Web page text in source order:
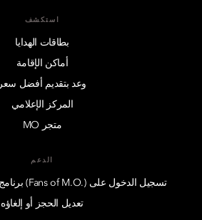
استكشف
بطاقات الهدايا
أماكن الإقامة
وعد بتقديم أفضل سعر
المركز الإعلامي
متجر MO
الدعم
تسجيل الدخول على (.Fans of M.O) برنامج ضيوف درجة الإمتياز
تعديل الحجز أو إلغاؤه